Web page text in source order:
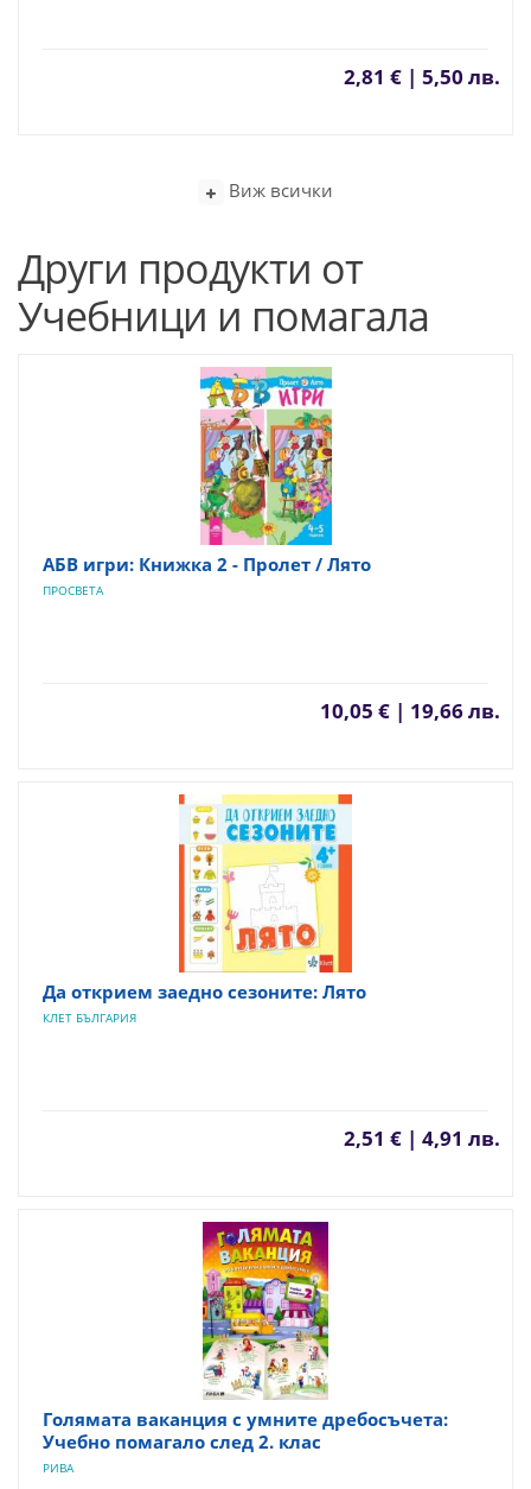
2,81 € | 5,50 лв.
Виж всички
Други продукти от
Учебници и помагала
АБВ игри: Книжка 2 - Пролет / Лято
ПРОСВЕТА
10,05 € | 19,66 лв.
Да открием заедно сезоните: Лято
КЛЕТ БЪЛГАРИЯ
2,51 € | 4,91 лв.
Голямата ваканция с умните дребосъчета:
Учебно помагало след 2. клас
РИВА